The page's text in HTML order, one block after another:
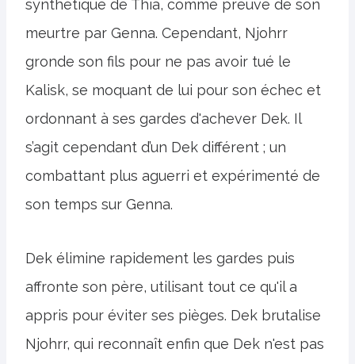
synthétique de Thia, comme preuve de son
meurtre par Genna. Cependant, Njohrr
gronde son fils pour ne pas avoir tué le
Kalisk, se moquant de lui pour son échec et
ordonnant à ses gardes d'achever Dek. Il
s’agit cependant d’un Dek différent ; un
combattant plus aguerri et expérimenté de
son temps sur Genna.
Dek élimine rapidement les gardes puis
affronte son père, utilisant tout ce qu'il a
appris pour éviter ses pièges. Dek brutalise
Njohrr, qui reconnaît enfin que Dek n'est pas